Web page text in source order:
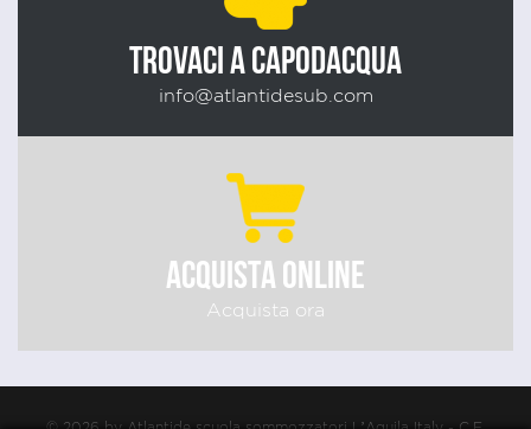
TROVACI A CAPODACQUA
info@atlantidesub.com
ACQUISTA ONLINE
Acquista ora